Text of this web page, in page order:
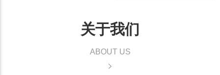
关于我们
ABOUT US